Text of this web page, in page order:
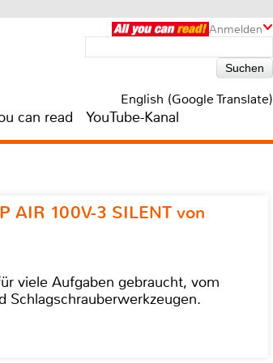
Anmelden
English (Google Translate)
can read YouTube-Kanal
AIR 100V-3 SILENT von
viele Aufgaben gebraucht, vom
Schlagschrauberwerkzeugen.